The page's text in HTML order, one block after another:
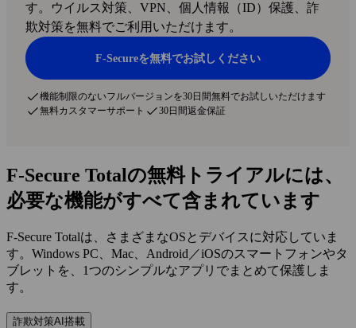
す。ウイルス対策、VPN、個人情報（ID）保護、詐
欺対策を無料でご利用いただけます。
機能制限のないフルバージョンを30日間無料でお試しいただけます
無料カスタマーサポート
30日間返金保証
F‑Secureを無料でお試しください
F‑Secure Totalの無料トライアルには、
必要な機能がすべて含まれています
F‑Secure Totalは、さまざまなOSとデバイスに対応していま
す。Windows PC、Mac、Android／iOSのスマートフォンやタ
ブレットを、1つのシンプルなアプリでまとめて保護しま
す。
詐欺対策AI搭載